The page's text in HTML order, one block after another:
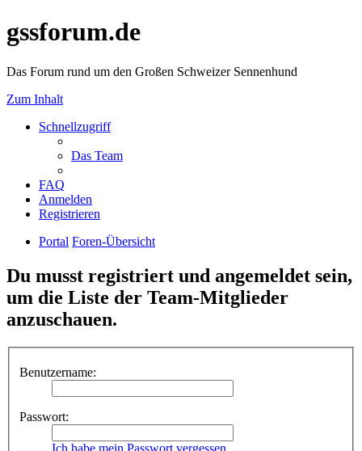
gssforum.de
Das Forum rund um den Großen Schweizer Sennenhund
Zum Inhalt
Schnellzugriff
Das Team
FAQ
Anmelden
Registrieren
Portal Foren-Übersicht
Du musst registriert und angemeldet sein,
um die Liste der Team-Mitglieder
anzuschauen.
Benutzername:
Passwort: